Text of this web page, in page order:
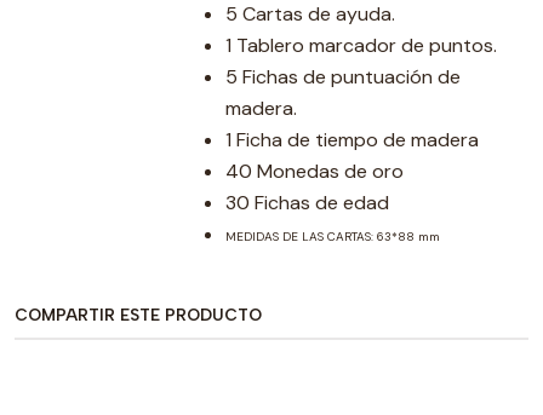
5 Cartas de ayuda.
1 Tablero marcador de puntos.
5 Fichas de puntuación de
madera.
1 Ficha de tiempo de madera
40 Monedas de oro
30 Fichas de edad
MEDIDAS DE LAS CARTAS: 63*88 mm
COMPARTIR ESTE PRODUCTO